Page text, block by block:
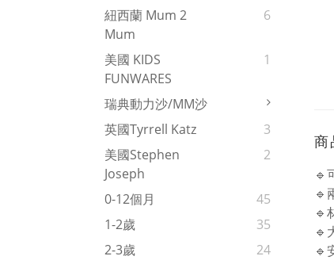
紐西蘭 Mum 2
Mum
6
美國 KIDS
FUNWARES
1
瑞典動力沙/MM沙
英國Tyrrell Katz
3
美國Stephen
Joseph
2
0-12個月
45
1-2歲
35
2-3歲
24
商
🔹
🔹
🔹
🔹
🔹